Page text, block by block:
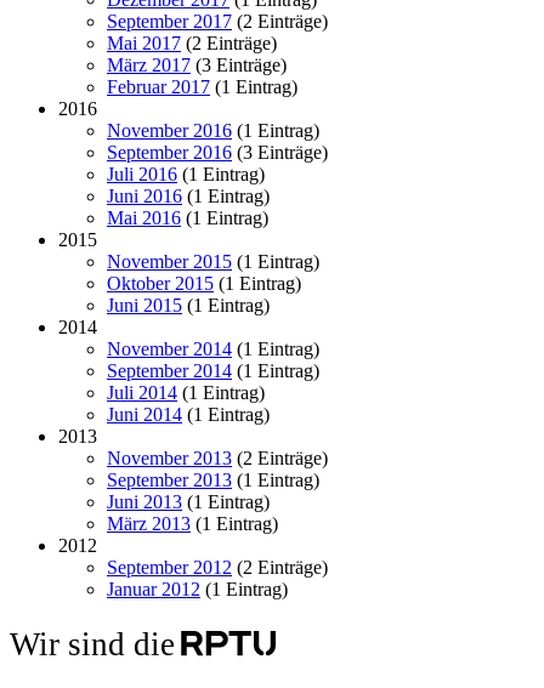
September 2017 (2 Einträge)
Mai 2017 (2 Einträge)
März 2017 (3 Einträge)
Februar 2017 (1 Eintrag)
2016
November 2016 (1 Eintrag)
September 2016 (3 Einträge)
Juli 2016 (1 Eintrag)
Juni 2016 (1 Eintrag)
Mai 2016 (1 Eintrag)
2015
November 2015 (1 Eintrag)
Oktober 2015 (1 Eintrag)
Juni 2015 (1 Eintrag)
2014
November 2014 (1 Eintrag)
September 2014 (1 Eintrag)
Juli 2014 (1 Eintrag)
Juni 2014 (1 Eintrag)
2013
November 2013 (2 Einträge)
September 2013 (1 Eintrag)
Juni 2013 (1 Eintrag)
März 2013 (1 Eintrag)
2012
September 2012 (2 Einträge)
Januar 2012 (1 Eintrag)
Wir sind die